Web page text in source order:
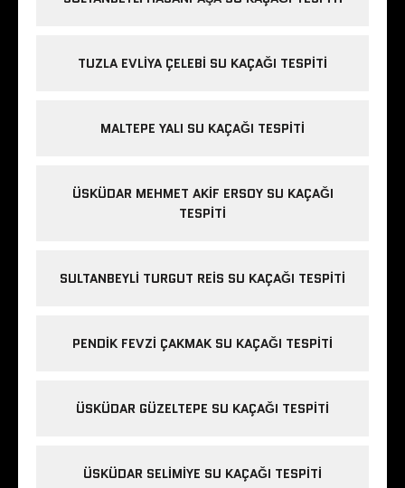
TUZLA EVLIYA ÇELEBI SU KAÇAĞI TESPITI
MALTEPE YALI SU KAÇAĞI TESPITI
ÜSKÜDAR MEHMET AKIF ERSOY SU KAÇAĞI
TESPITI
SULTANBEYLI TURGUT REIS SU KAÇAĞI TESPITI
PENDIK FEVZI ÇAKMAK SU KAÇAĞI TESPITI
ÜSKÜDAR GÜZELTEPE SU KAÇAĞI TESPITI
ÜSKÜDAR SELIMIYE SU KAÇAĞI TESPITI